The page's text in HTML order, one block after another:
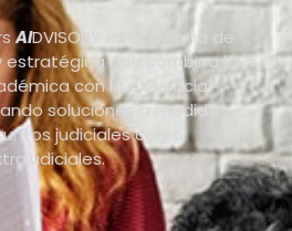
AIDVISORY es una firma de
estratégica que combina la
con la eficiencia
soluciones a medida
judiciales como